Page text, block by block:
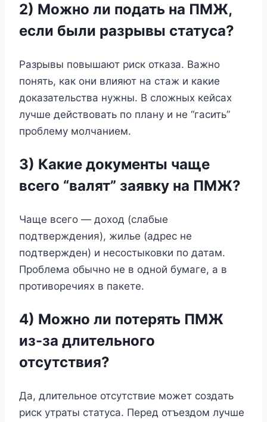
2) Можно ли подать на ПМЖ,
если были разрывы статуса?
Разрывы повышают риск отказа. Важно
понять, как они влияют на стаж и какие
доказательства нужны. В сложных кейсах
лучше действовать по плану и не “гасить”
проблему молчанием.
3) Какие документы чаще
всего “валят” заявку на ПМЖ?
Чаще всего — доход (слабые
подтверждения), жилье (адрес не
подтвержден) и несостыковки по датам.
Проблема обычно не в одной бумаге, а в
противоречиях в пакете.
4) Можно ли потерять ПМЖ
из-за длительного
отсутствия?
Да, длительное отсутствие может создать
риск утраты статуса. Перед отъездом лучше